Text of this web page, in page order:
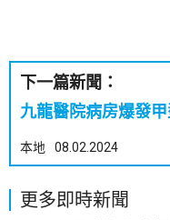
下一篇新聞：
九龍醫院病房爆發
本地 08.02.2024
更多即時新聞